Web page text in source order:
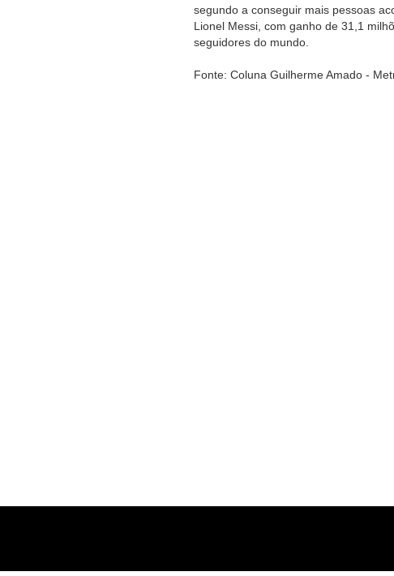
segundo a conseguir mais pessoas
Lionel Messi, com ganho de 31,1
seguidores do mundo.
Fonte: Coluna Guilherme Amado -